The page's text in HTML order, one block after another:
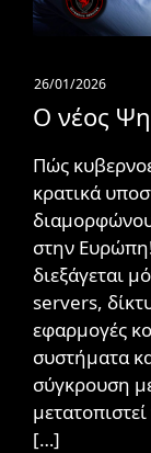
26/01/2026
Ο νέος
Πώς
κρατικά
στην
διεξάγεται
servers,
εφαρμογές
συστήματα
σύγκρουση
[…]